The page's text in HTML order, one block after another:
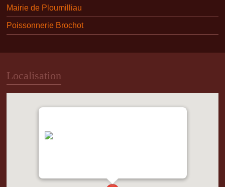
Mairie de Ploumilliau
Poissonnerie Brochot
Localisation
"var d=document,